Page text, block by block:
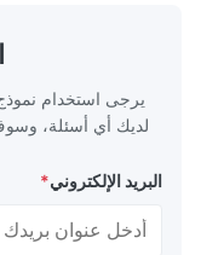
يرجى استخدام نموذج
لديك أي أسئلة، وسوف
البريد الإلكتروني*